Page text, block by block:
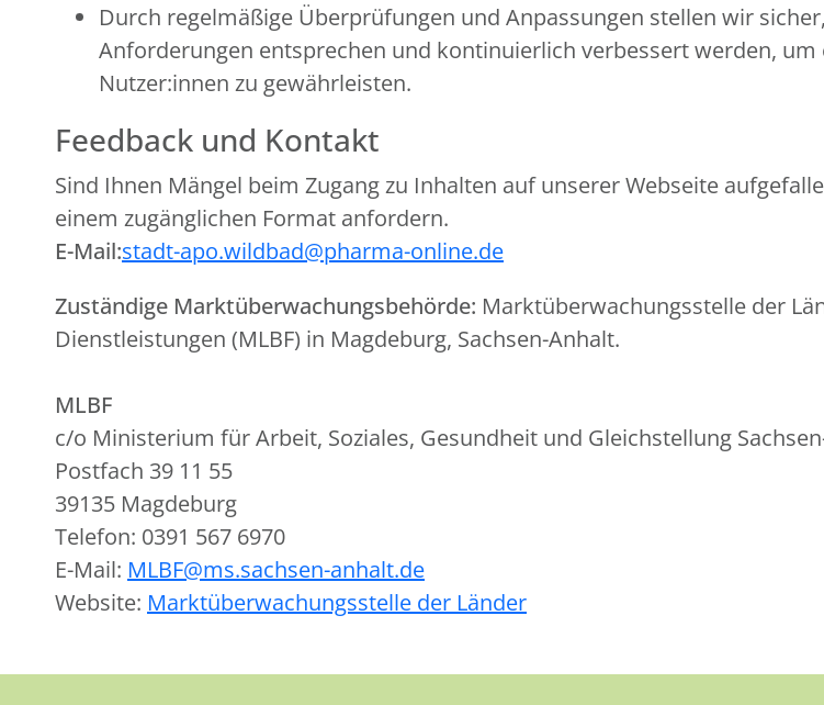
Durch regelmäßige Überprüfungen und Anpassungen stellen wir
Anforderungen entsprechen und kontinuierlich verbessert werden,
Nutzer:innen zu gewährleisten.
Feedback und Kontakt
Sind Ihnen Mängel beim Zugang zu Inhalten auf unserer Webseite
einem zugänglichen Format anfordern.
E-Mail:stadt-apo.wildbad@pharma-online.de
Zuständige Marktüberwachungsbehörde: Marktüberwachungsstelle der
Dienstleistungen (MLBF) in Magdeburg, Sachsen-Anhalt.
MLBF
c/o Ministerium für Arbeit, Soziales, Gesundheit und Gleichstellung
Postfach 39 11 55
39135 Magdeburg
Telefon: 0391 567 6970
E-Mail: MLBF@ms.sachsen-anhalt.de
Website: Marktüberwachungsstelle der Länder